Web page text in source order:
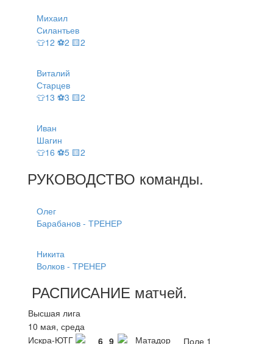
Михаил
Силантьев
👕12 ⚽2 🟨2
Виталий
Старцев
👕13 ⚽3 🟨2
Иван
Шагин
👕16 ⚽5 🟨2
РУКОВОДСТВО команды.
Олег
Барабанов - ТРЕНЕР
Никита
Волков - ТРЕНЕР
РАСПИСАНИЕ матчей.
Высшая лига
10 мая, среда
Искра-ЮТГ
6 9 Матадор
Поле 1